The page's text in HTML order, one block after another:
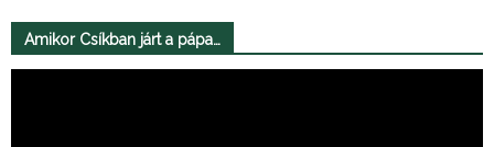
Amikor Csíkban járt a pápa…